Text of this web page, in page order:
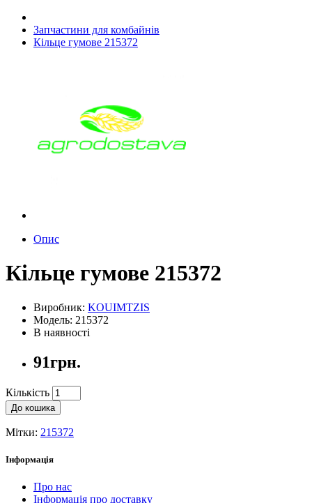
Запчастини для комбайнів
Кільце гумове 215372
Опис
Кільце гумове 215372
Виробник: KOUIMTZIS
Модель: 215372
В наявності
91грн.
Кількість
До кошика
Мітки: 215372
Інформація
Про нас
Інформація про доставку